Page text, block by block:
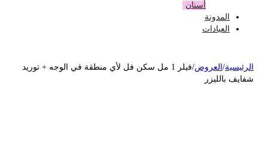
أسنان
المدونة
العيادات
/العروض
فيلر 1 مل سكن فل لأي منطقة في الوجه + توريد
بالليزر